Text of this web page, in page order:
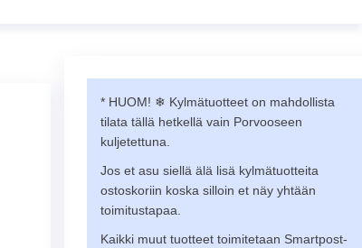
* HUOM! ❄︎ Kylmätuotteet on mahdollista
tilata tällä hetkellä vain Porvooseen
kuljetettuna.
Jos et asu siellä älä lisä kylmätuotteita
ostoskoriin koska silloin et näy yhtään
toimitustapaa.
Kaikki muut tuotteet toimitetaan Smartpost-